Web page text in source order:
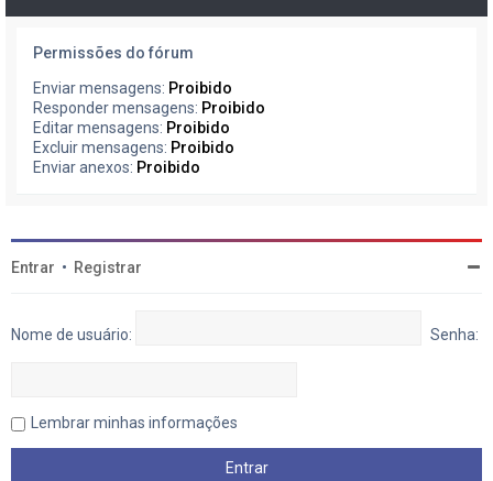
Permissões do fórum
Enviar mensagens: Proibido
Responder mensagens: Proibido
Editar mensagens: Proibido
Excluir mensagens: Proibido
Enviar anexos: Proibido
Entrar • Registrar
Nome de usuário: Senha:
Lembrar minhas informações